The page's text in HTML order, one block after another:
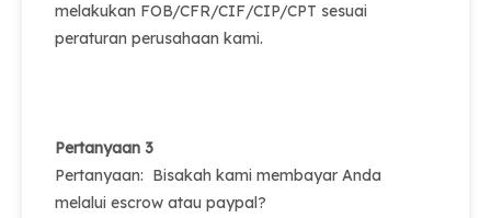
melakukan FOB/CFR/CIF/CIP/CPT sesuai
peraturan perusahaan kami.
Pertanyaan 3
Pertanyaan: Bisakah kami membayar Anda
melalui escrow atau paypal?